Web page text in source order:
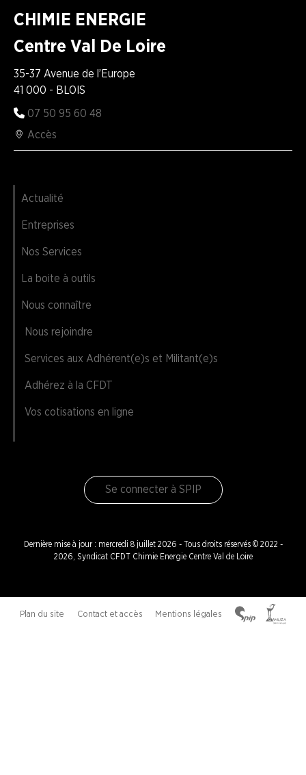
CHIMIE ENERGIE
Centre Val De Loire
35-37 Avenue de l’Europe
41 000 - BLOIS
07 50 95 60 48
Accès
Actualité
Entreprises
Nos Services
La boite à outils
Nous connaître
Nous rejoindre
Services aux Adhérent(e)s et Militant(e)s
Adhérez à la CFDT
Vos cotisations en ligne
Se connecter à SPIP
Dernière mise à jour : mercredi 8 juillet 2026 - Tous droits réservés © 2022 -
2026, Syndicat CFDT Chimie Energie Centre Val de Loire
Plan du site Contact et accès Mentions légales